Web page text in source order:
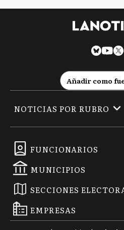
Añadir como
FUNCIONARIOS
MUNICIPIOS
SECCIONES
EMPRESAS
NOTICIAS POR RUBRO